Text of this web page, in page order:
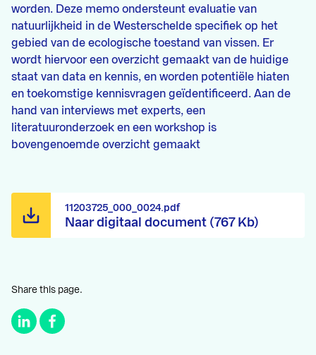
worden. Deze memo ondersteunt evaluatie van
natuurlijkheid in de Westerschelde specifiek op het
gebied van de ecologische toestand van vissen. Er
wordt hiervoor een overzicht gemaakt van de huidige
staat van data en kennis, en worden potentiële hiaten
en toekomstige kennisvragen geïdentificeerd. Aan de
hand van interviews met experts, een
literatuuronderzoek en een workshop is
bovengenoemde overzicht gemaakt
Naar digitaal document (767 Kb)
11203725_000_0024.pdf
Share this page.